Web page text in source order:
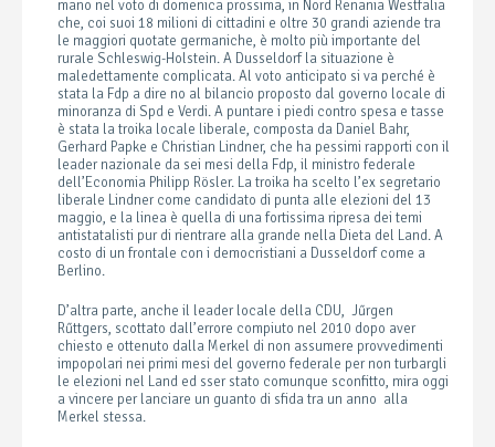
mano nel voto di domenica prossima, in Nord Renania Westfalia
che, coi suoi 18 milioni di cittadini e oltre 30 grandi aziende tra
le maggiori quotate germaniche, è molto più importante del
rurale Schleswig-Holstein. A Dusseldorf la situazione è
maledettamente complicata. Al voto anticipato si va perché è
stata la Fdp a dire no al bilancio proposto dal governo locale di
minoranza di Spd e Verdi. A puntare i piedi contro spesa e tasse
è stata la troika locale liberale, composta da Daniel Bahr,
Gerhard Papke e Christian Lindner, che ha pessimi rapporti con il
leader nazionale da sei mesi della Fdp, il ministro federale
dell’Economia Philipp Rösler. La troika ha scelto l’ex segretario
liberale Lindner come candidato di punta alle elezioni del 13
maggio, e la linea è quella di una fortissima ripresa dei temi
antistatalisti pur di rientrare alla grande nella Dieta del Land. A
costo di un frontale con i democristiani a Dusseldorf come a
Berlino.
D’altra parte, anche il leader locale della CDU, Jűrgen
Rűttgers, scottato dall’errore compiuto nel 2010 dopo aver
chiesto e ottenuto dalla Merkel di non assumere provvedimenti
impopolari nei primi mesi del governo federale per non turbargli
le elezioni nel Land ed sser stato comunque sconfitto, mira oggi
a vincere per lanciare un guanto di sfida tra un anno alla
Merkel stessa.